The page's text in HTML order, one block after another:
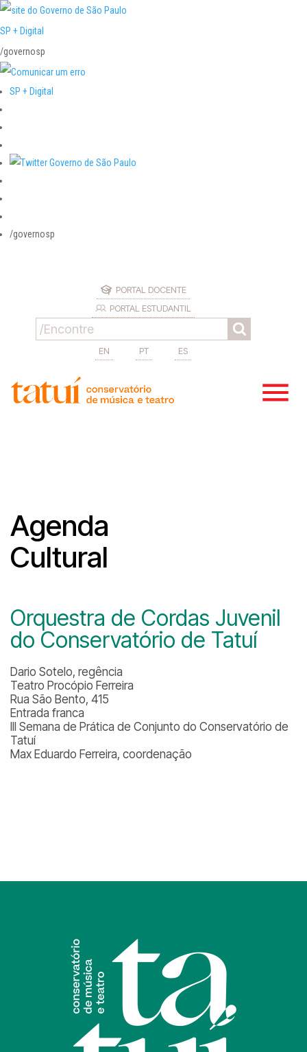
SP + Digital
/governosp
SP + Digital
/governosp
PORTAL DOCENTE
PORTAL ESTUDANTIL
EN PT ES
Agenda
Cultural
Orquestra de Cordas Juvenil
do Conservatório de Tatuí
Dario Sotelo, regência
Teatro Procópio Ferreira
Rua São Bento, 415
Entrada franca
III Semana de Prática de Conjunto do Conservatório de
Tatuí
Max Eduardo Ferreira, coordenação